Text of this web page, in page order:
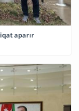
aparır